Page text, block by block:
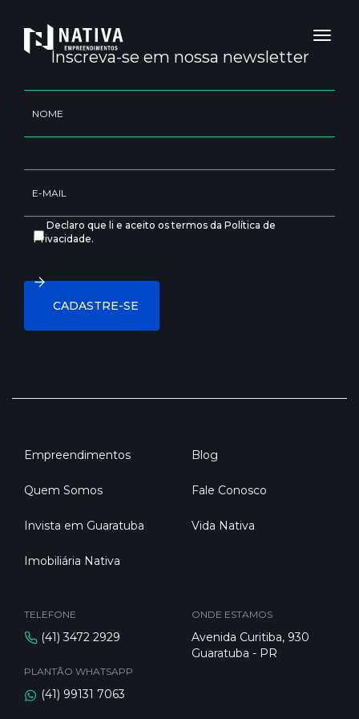
Toggle
Inscreva-se em nossa newsletter
Declaro que li e aceito os termos da Política de
Privacidade.
Empreendimentos
Quem Somos
Invista em Guaratuba
Imobiliária Nativa
Blog
Fale Conosco
Vida Nativa
TELEFONE
(41) 3472 2929
PLANTÃO WHATSAPP
(41) 99131 7063
ONDE ESTAMOS
Avenida Curitiba, 930
Guaratuba - PR